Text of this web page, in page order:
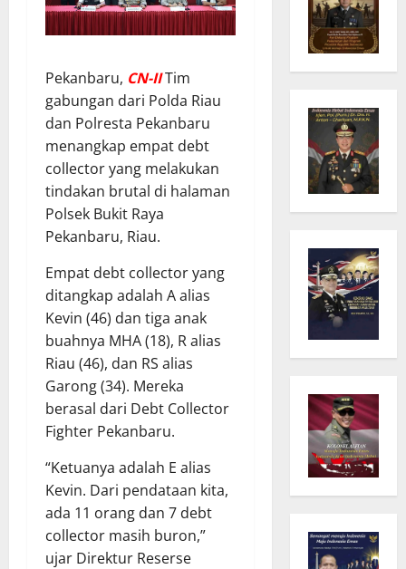
Pekanbaru, CN-IITim
gabungan dari Polda Riau
dan Polresta Pekanbaru
menangkap empat debt
collector yang melakukan
tindakan brutal di halaman
Polsek Bukit Raya
Pekanbaru, Riau.
Empat debt collector yang
ditangkap adalah A alias
Kevin (46) dan tiga anak
buahnya MHA (18), R alias
Riau (46), dan RS alias
Garong (34). Mereka
berasal dari Debt Collector
Fighter Pekanbaru.
“Ketuanya adalah E alias
Kevin. Dari pendataan kita,
ada 11 orang dan 7 debt
collector masih buron,”
ujar Direktur Reserse